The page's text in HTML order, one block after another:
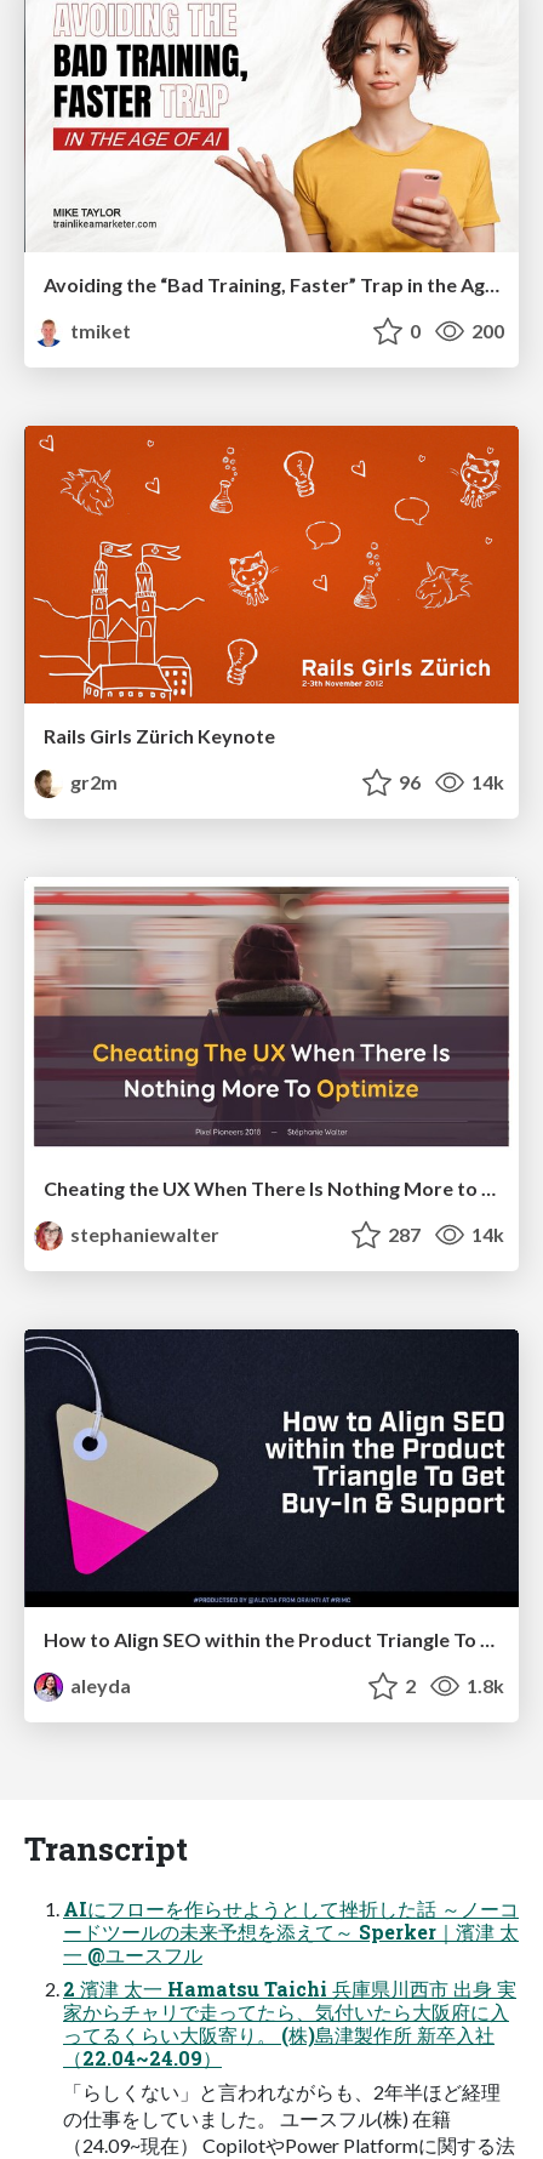
Avoiding the “Bad Training, Faster” Trap in the Age of AI
tmiket
0 200
Rails Girls Zürich Keynote
gr2m
96 14k
Cheating the UX When There Is Nothing More to Optimize - PixelPioneers
stephaniewalter
287 14k
How to Align SEO within the Product Triangle To Get Buy-In & Support - #RIMC
aleyda
2 1.8k
Transcript
AIにフローを作らせようとして挫折した話 ～ノーコ
ードツールの未来予想を添えて～ Sperker｜濱津 太
一 @ユースフル
2 濱津 太一 Hamatsu Taichi 兵庫県川西市 出身 実
家からチャリで走ってたら、気付いたら大阪府に入
ってるくらい大阪寄り。 (株)島津製作所 新卒入社
（22.04~24.09）
「らしくない」と言われながらも、2年半ほど経理
の仕事をしていました。 ユースフル(株) 在籍
（24.09~現在） CopilotやPower Platformに関する法